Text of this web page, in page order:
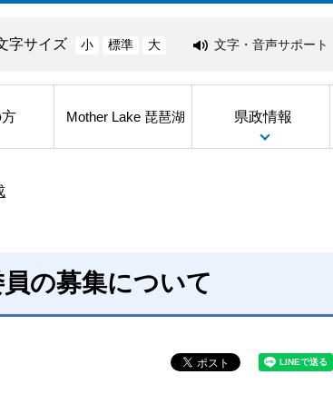
字サイズ 小 標準 大 文字・音声サポート
Mother Lake 琵琶湖 県政情報
の募集について